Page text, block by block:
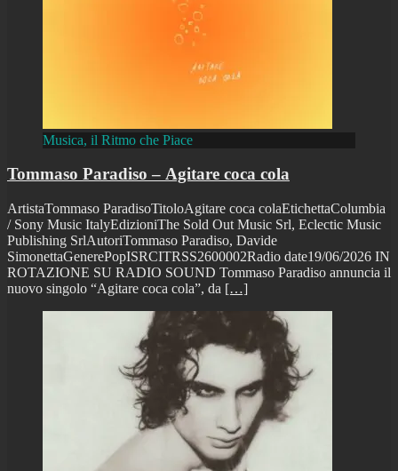
Musica, il Ritmo che Piace
Tommaso Paradiso – Agitare coca cola
ArtistaTommaso ParadisoTitoloAgitare coca colaEtichettaColumbia
/ Sony Music ItalyEdizioniThe Sold Out Music Srl, Eclectic Music
Publishing SrlAutoriTommaso Paradiso, Davide
SimonettaGenerePopISRCITRSS2600002Radio date19/06/2026 IN
ROTAZIONE SU RADIO SOUND Tommaso Paradiso annuncia il
nuovo singolo “Agitare coca cola”, da […]